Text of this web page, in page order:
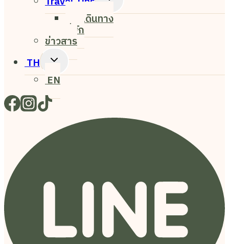
Menu
การเดินทาง
ที่พัก
ข่าวสาร
TH
Toggle
Menu
EN